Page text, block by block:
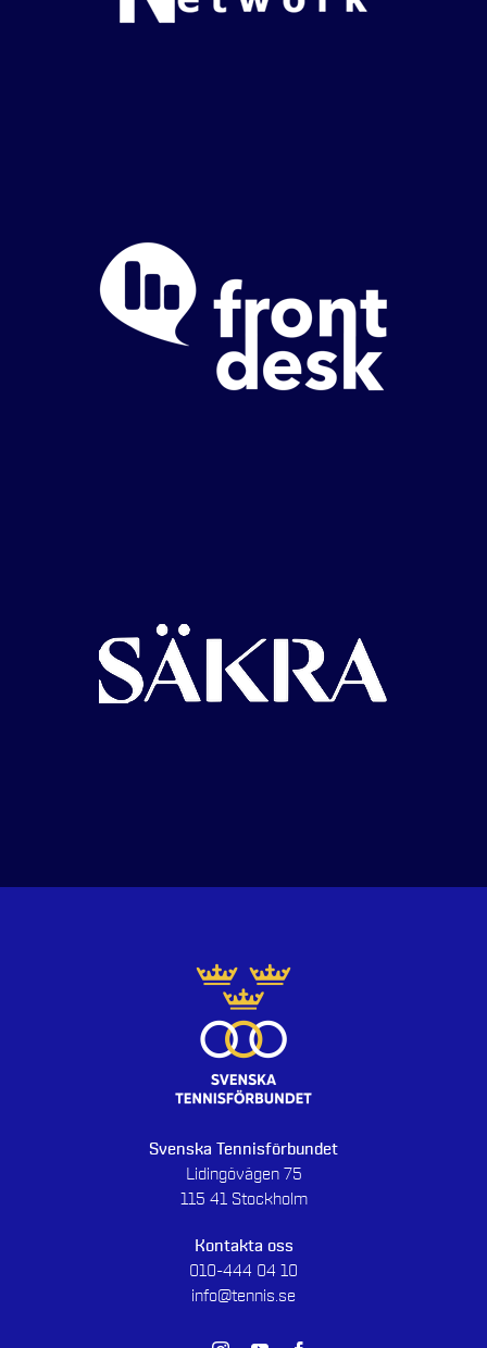
Svenska Tennisförbundet
Lidingövägen 75
115 41 Stockholm
Kontakta oss
010-444 04 10
info@tennis.se